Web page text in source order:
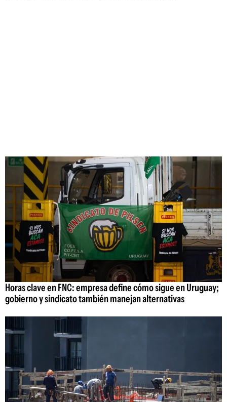
Horas clave en FNC: empresa define cómo sigue en Uruguay;
gobierno y sindicato también manejan alternativas